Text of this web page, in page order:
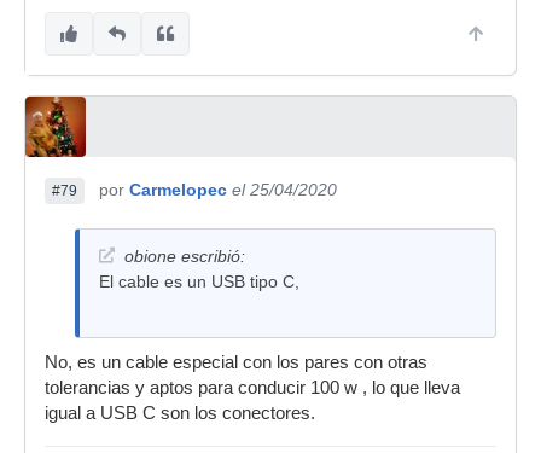
#79 por Carmelopec el 25/04/2020
obione escribió:
El cable es un USB tipo C,
No, es un cable especial con los pares con otras
tolerancias y aptos para conducir 100 w , lo que lleva
igual a USB C son los conectores.